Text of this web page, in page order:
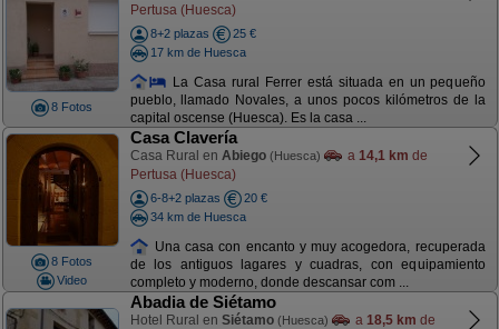
8 Fotos
Pertusa (Huesca)
8+2 plazas
25 €
17 km de Huesca
La Casa rural Ferrer está situada en un pequeño
pueblo, llamado Novales, a unos pocos kilómetros de la
capital oscense (Huesca). Es la casa ...
8 Fotos
Video
Casa Clavería
Casa Rural en Abiego (Huesca) a 14,1 km de
Pertusa (Huesca)
6-8+2 plazas
20 €
34 km de Huesca
Una casa con encanto y muy acogedora, recuperada
de los antiguos lagares y cuadras, con equipamiento
completo y moderno, donde descansar com ...
Abadia de Siétamo
Hotel Rural en Siétamo (Huesca) a 18,5 km de